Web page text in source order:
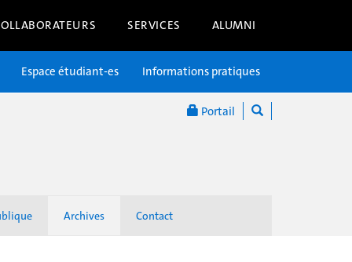
SERVICES ALUMNI
Portail
Espace étudiant-es Informations pratiques
Archives Contact